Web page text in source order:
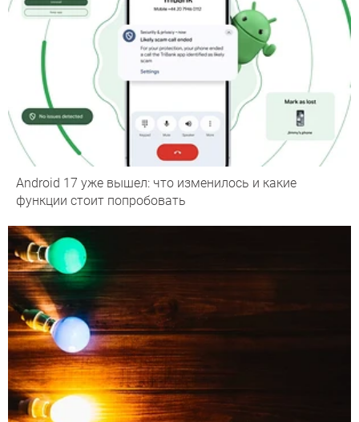
Android 17 уже вышел: что изменилось и какие
функции стоит попробовать